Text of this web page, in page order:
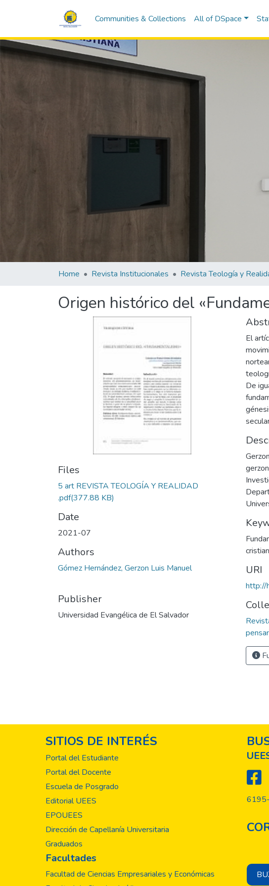
Communities & Collections All of DSpace
Home Revista Institucionales
Origen histórico del
Files
5 art REVISTA TEOLOGÍA Y REALIDAD
.pdf(377.88 KB)
Date
2021-07
Authors
Gómez Hernández, Gerzon Luis Manuel
Publisher
Universidad Evangélica de El Salvador
El
De
URI
http://
SITIOS DE INTERÉS
Portal del Estudiante
Portal del Docente
Escuela de Posgrado
Editorial UEES
EPOUEES
Dirección de Capellanía Universitaria
Graduados
Facultades
Facultad de Ciencias Empresariales y Económicas